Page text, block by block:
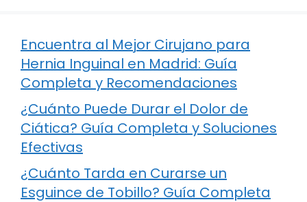
Encuentra al Mejor Cirujano para
Hernia Inguinal en Madrid: Guía
Completa y Recomendaciones
¿Cuánto Puede Durar el Dolor de
Ciática? Guía Completa y Soluciones
Efectivas
¿Cuánto Tarda en Curarse un
Esguince de Tobillo? Guía Completa